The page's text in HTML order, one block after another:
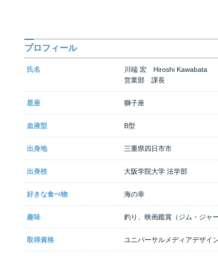
プロフィール
氏名
川端 宏 Hiroshi Kawabata
営業部 課長
星座 獅子座
血液型 B型
出身地 三重県四日市市
出身校 大阪学院大学 法学部
好きな食べ物 海の幸
趣味 釣り、映画鑑賞（ジム・ジャ
取得資格 ユニバーサルメディアデザイ